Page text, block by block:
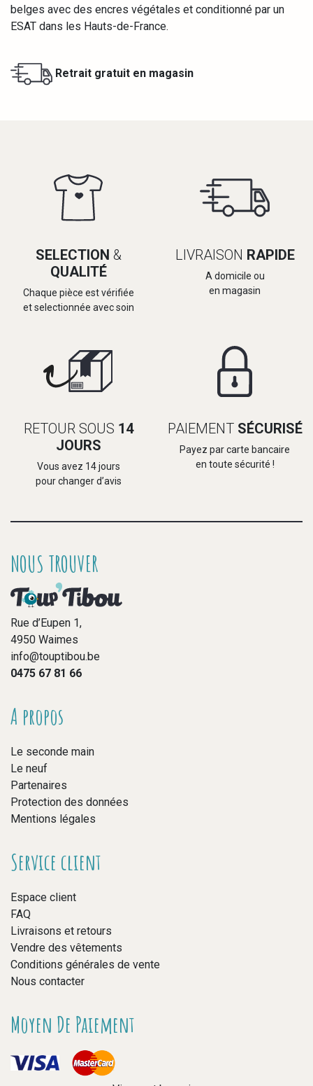
belges avec des encres végétales et conditionné par un
ESAT dans les Hauts-de-France.
Retrait gratuit en magasin
SELECTION &
QUALITÉ
Chaque pièce est vérifiée
et selectionnée avec soin
LIVRAISON RAPIDE
A domicile ou
en magasin
RETOUR SOUS 14
JOURS
Vous avez 14 jours
pour changer d’avis
PAIEMENT SÉCURISÉ
Payez par carte bancaire
en toute sécurité !
NOUS TROUVER
Rue d’Eupen 1,
4950 Waimes
info@touptibou.be
0475 67 81 66
A propos
Le seconde main
Le neuf
Partenaires
Protection des données
Mentions légales
Service client
Espace client
FAQ
Livraisons et retours
Vendre des vêtements
Conditions générales de vente
Nous contacter
Moyen De Paiement